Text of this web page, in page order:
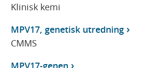
Klinisk kemi
MPV17, genetisk utredning
CMMS
MPV17-genen